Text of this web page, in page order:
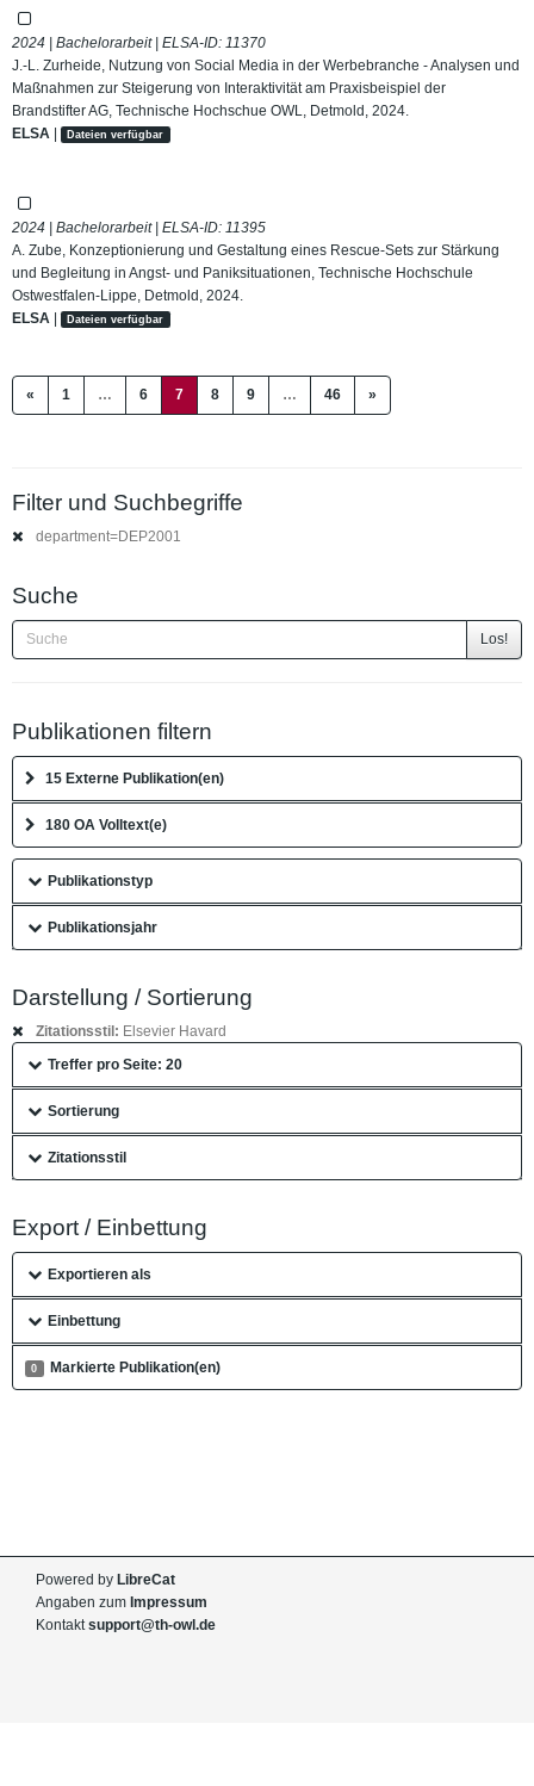
2024 | Bachelorarbeit | ELSA-ID: 11370
J.-L. Zurheide, Nutzung von Social Media in der Werbebranche - Analysen und
Maßnahmen zur Steigerung von Interaktivität am Praxisbeispiel der
Brandstifter AG, Technische Hochschue OWL, Detmold, 2024.
ELSA | Dateien verfügbar
2024 | Bachelorarbeit | ELSA-ID: 11395
A. Zube, Konzeptionierung und Gestaltung eines Rescue-Sets zur Stärkung
und Begleitung in Angst- und Paniksituationen, Technische Hochschule
Ostwestfalen-Lippe, Detmold, 2024.
ELSA | Dateien verfügbar
« 1 … 6 7(current)
8 9 … 46 »
Filter und Suchbegriffe
department=DEP2001
Suche
Los!
Publikationen filtern
15 Externe Publikation(en)
180 OA Volltext(e)
Publikationstyp
Publikationsjahr
Darstellung / Sortierung
Zitationsstil: Elsevier Havard
Treffer pro Seite: 20
Sortierung
Zitationsstil
Export / Einbettung
Exportieren als
Einbettung
0 Markierte Publikation(en)
Powered by LibreCat
Angaben zum Impressum
Kontaktsupport@th-owl.de